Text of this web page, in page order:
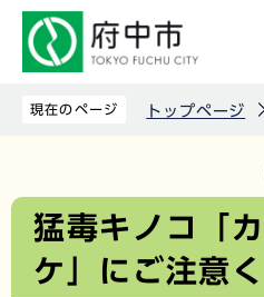
先
現在のページ トップページ
文
猛毒キノコ「
ケ」にご注意